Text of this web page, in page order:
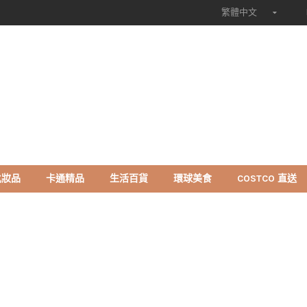
繁體中文
品 卡通精品 生活百貨 環球美食 COSTCO 直送